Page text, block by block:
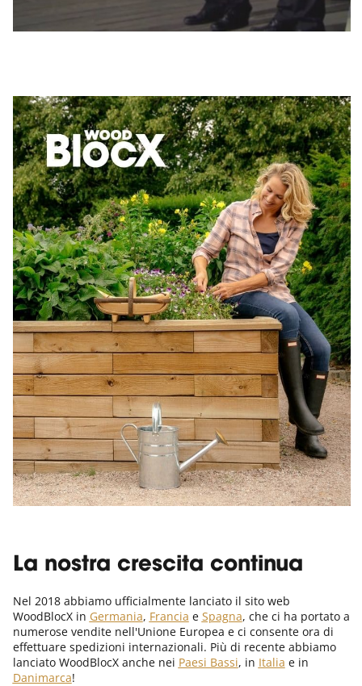
La nostra crescita continua
Nel 2018 abbiamo ufficialmente lanciato il sito web
WoodBlocX in Germania, Francia e Spagna, che ci ha portato a
numerose vendite nell'Unione Europea e ci consente ora di
effettuare spedizioni internazionali. Più di recente abbiamo
lanciato WoodBlocX anche nei Paesi Bassi, in Italia e in
Danimarca!